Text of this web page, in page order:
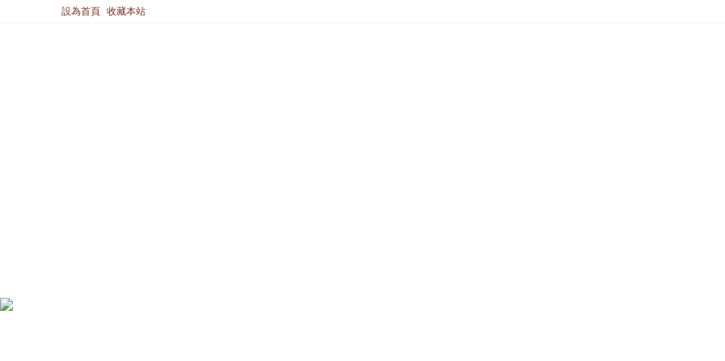
設為首頁 收藏本站